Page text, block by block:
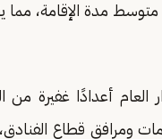
متوسط مدة الإقامة،
العام أعدادًا غفيرة
قطاع الفنادق،